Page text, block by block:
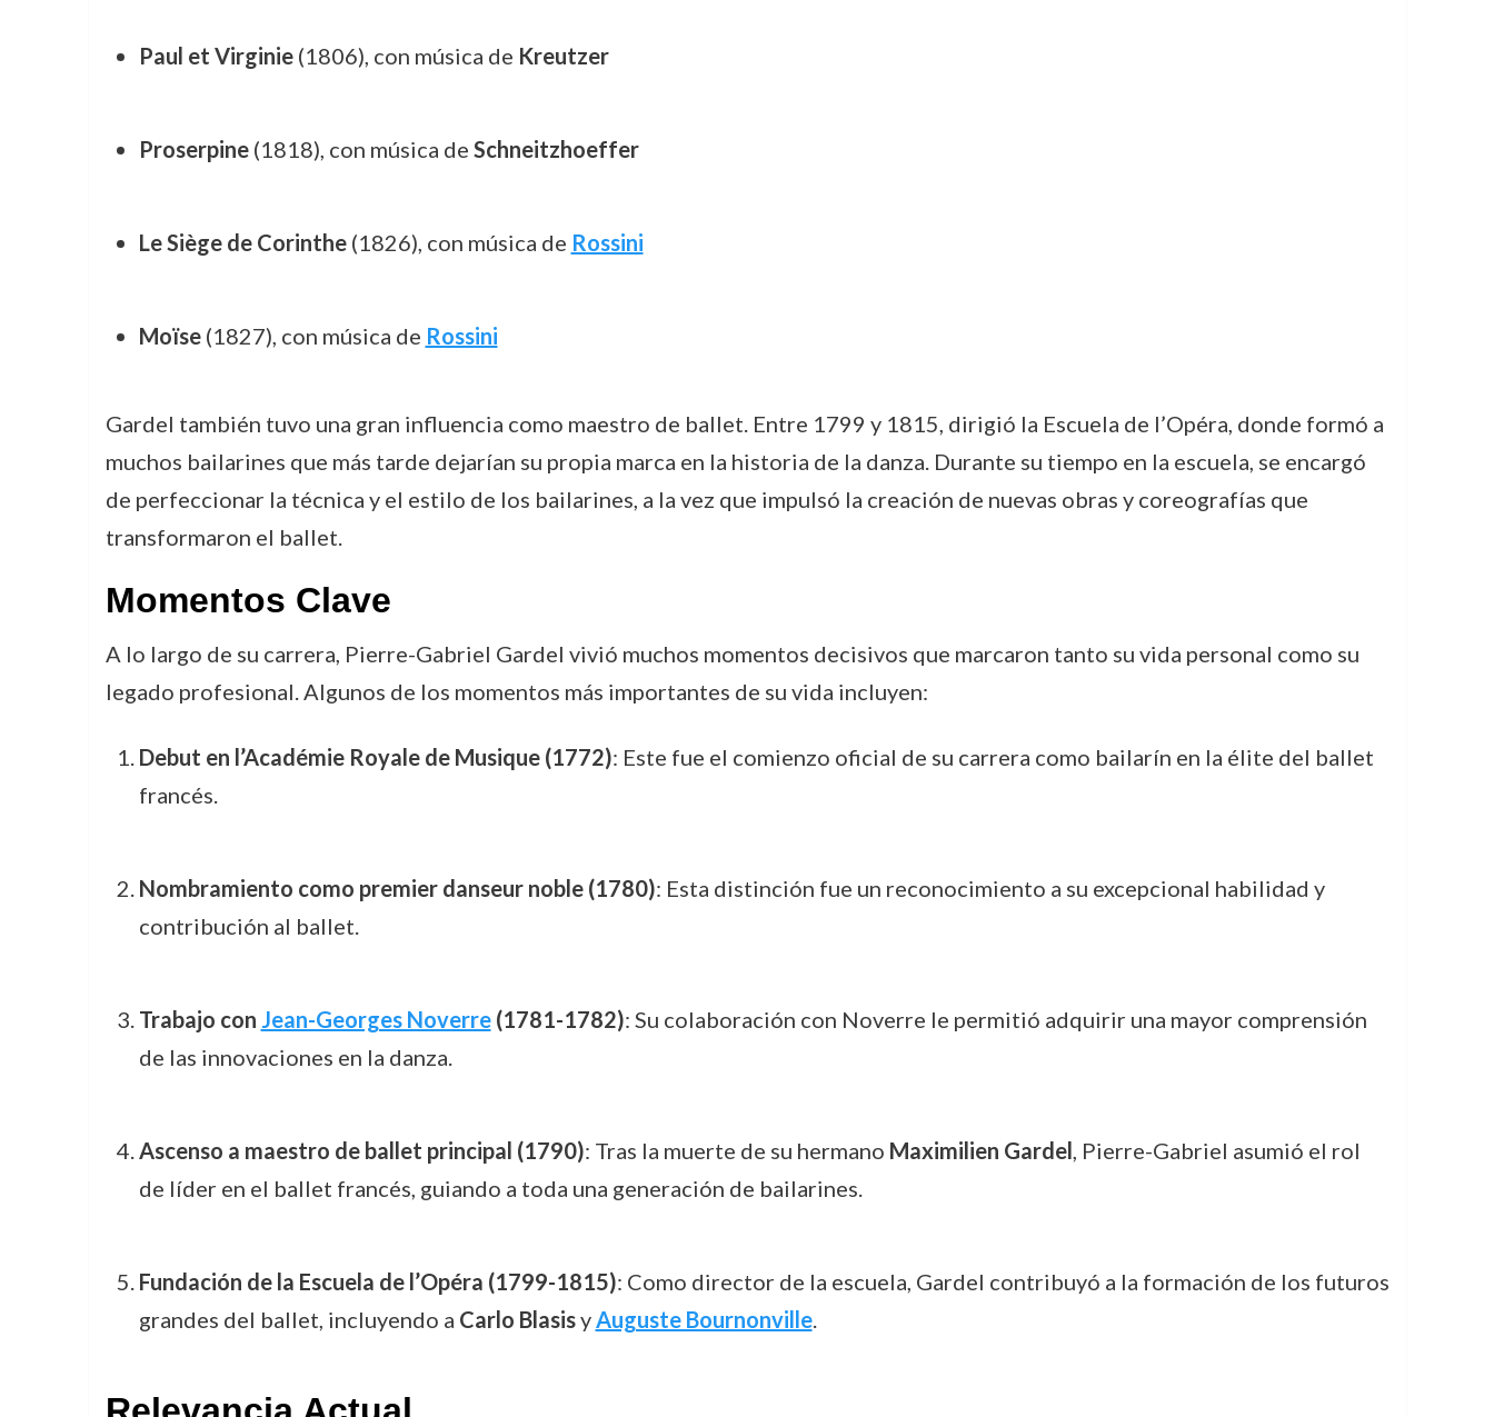
Paul et Virginie(1806), con música de Kreutzer
Proserpine(1818), con música de Schneitzhoeffer
Le Siège de Corinthe(1826), con música de Rossini
Moïse(1827), con música de Rossini
Gardel también tuvo una gran influencia como maestro de ballet. Entre 1799 y 1815, dirigió la Escuela de l’Opéra, donde formó a
muchos bailarines que más tarde dejarían su propia marca en la historia de la danza. Durante su tiempo en la escuela, se encargó
de perfeccionar la técnica y el estilo de los bailarines, a la vez que impulsó la creación de nuevas obras y coreografías que
transformaron el ballet.
Momentos Clave
A lo largo de su carrera, Pierre-Gabriel Gardel vivió muchos momentos decisivos que marcaron tanto su vida personal como su
legado profesional. Algunos de los momentos más importantes de su vida incluyen:
Debut en l’Académie Royale de Musique (1772): Este fue el comienzo oficial de su carrera como bailarín en la élite del ballet
francés.
Nombramiento como premier danseur noble (1780): Esta distinción fue un reconocimiento a su excepcional habilidad y
contribución al ballet.
Trabajo con Jean-Georges Noverre(1781-1782): Su colaboración con Noverre le permitió adquirir una mayor comprensión
de las innovaciones en la danza.
Ascenso a maestro de ballet principal (1790): Tras la muerte de su hermano Maximilien Gardel, Pierre-Gabriel asumió el rol
de líder en el ballet francés, guiando a toda una generación de bailarines.
Fundación de la Escuela de l’Opéra (1799-1815): Como director de la escuela, Gardel contribuyó a la formación de los futuros
grandes del ballet, incluyendo a Carlo BlasisyAuguste Bournonville.